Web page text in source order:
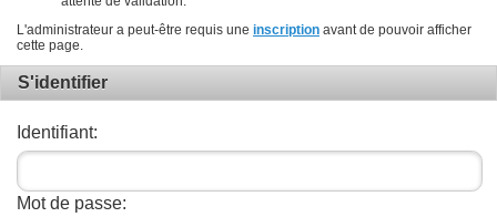
L'administrateur a peut-être requis une inscription avant de pouvoir afficher
cette page.
S'identifier
Identifiant:
Mot de passe: